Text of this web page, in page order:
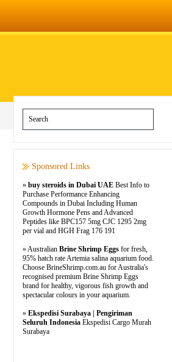
Sponsored Links
» buy steroids in Dubai UAE Best Info to
Purchase Performance Enhancing
Compounds in Dubai Including Human
Growth Hormone Pens and Advanced
Peptides like BPC157 5mg CJC 1295 2mg
per vial and HGH Frag 176 191
» Australian Brine Shrimp Eggs for fresh,
95% hatch rate Artemia salina aquarium food.
Choose BrineShrimp.com.au for Australia's
recognised premium Brine Shrimp Eggs
brand for healthy, vigorous fish growth and
spectacular colours in your aquarium.
» Ekspedisi Surabaya | Pengiriman
Seluruh Indonesia Ekspedisi Cargo Murah
Surabaya